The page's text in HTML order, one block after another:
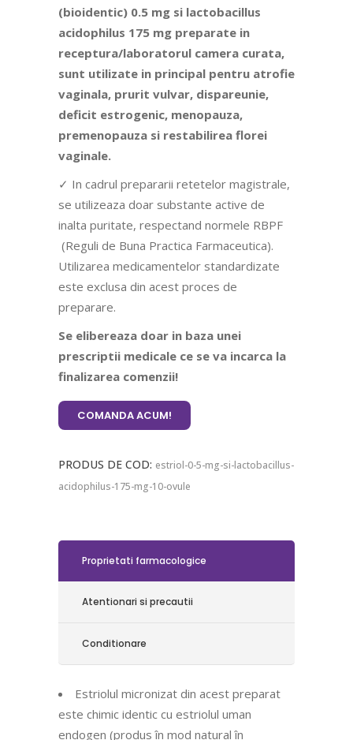
(bioidentic) 0.5 mg si lactobacillus
acidophilus 175 mg preparate in
receptura/laboratorul camera curata,
sunt utilizate in principal pentru atrofie
vaginala, prurit vulvar, dispareunie,
deficit estrogenic, menopauza,
premenopauza si restabilirea florei
vaginale.
✓ In cadrul prepararii retetelor magistrale,
se utilizeaza doar substante active de
inalta puritate, respectand normele RBPF
(Reguli de Buna Practica Farmaceutica).
Utilizarea medicamentelor standardizate
este exclusa din acest proces de
preparare.
Se elibereaza doar in baza unei
prescriptii medicale ce se va incarca la
finalizarea comenzii!
COMANDA ACUM!
PRODUS DE COD: estriol-0-5-mg-si-lactobacillus-
acidophilus-175-mg-10-ovule
Proprietati farmacologice
Atentionari si precautii
Conditionare
Estriolul micronizat din acest preparat
este chimic identic cu estriolul uman
endogen (produs în mod natural în